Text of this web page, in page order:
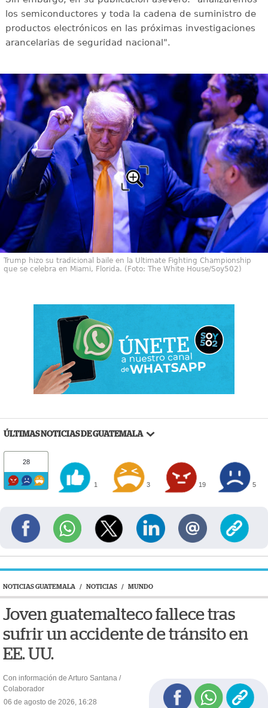
los semiconductores y toda la cadena de suministro de
productos electrónicos en las próximas investigaciones
arancelarias de seguridad nacional".
Trump hizo su tradicional baile en la Ultimate Fighting Championship
que se celebra en Miami, Florida. (Foto: The White House/Soy502)
ÚLTIMAS NOTICIAS DE GUATEMALA
28
1 3 19 5
NOTICIAS GUATEMALA / NOTICIAS / MUNDO
Joven guatemalteco fallece tras
sufrir un accidente de tránsito en
EE. UU.
Con información de Arturo Santana /
Colaborador
06 de agosto de 2026, 16:28